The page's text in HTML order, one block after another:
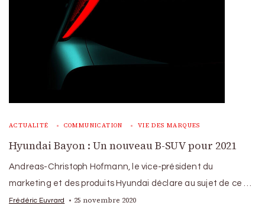
ACTUALITÉ COMMUNICATION VIE DES MARQUES
Hyundai Bayon : Un nouveau B-SUV pour 2021
Andreas-Christoph Hofmann, le vice-président du
marketing et des produits Hyundai déclare au sujet de ce …
Frédéric Euvrard 25 novembre 2020